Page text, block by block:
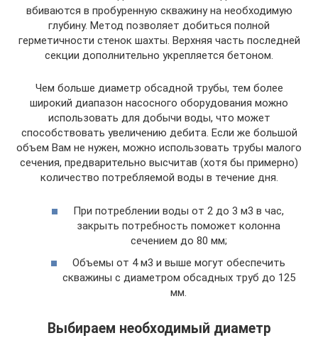
вбиваются в пробуренную скважину на необходимую
глубину. Метод позволяет добиться полной
герметичности стенок шахты. Верхняя часть последней
секции дополнительно укрепляется бетоном.
Чем больше диаметр обсадной трубы, тем более
широкий диапазон насосного оборудования можно
использовать для добычи воды, что может
способствовать увеличению дебита. Если же большой
объем Вам не нужен, можно использовать трубы малого
сечения, предварительно высчитав (хотя бы примерно)
количество потребляемой воды в течение дня.
При потреблении воды от 2 до 3 м3 в час,
закрыть потребность поможет колонна
сечением до 80 мм;
Объемы от 4 м3 и выше могут обеспечить
скважины с диаметром обсадных труб до 125
мм.
Выбираем необходимый диаметр